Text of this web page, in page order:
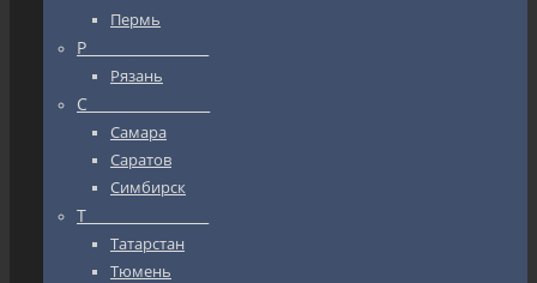
Пермь
Р_________________
Рязань
С_________________
Самара
Саратов
Симбирск
Т_________________
Татарстан
Тюмень